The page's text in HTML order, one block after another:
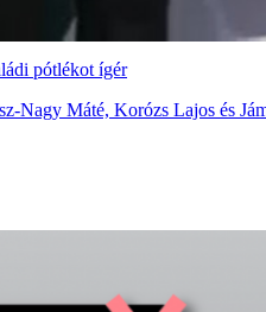
pótlékot ígér
Nagy Máté, Korózs Lajos és